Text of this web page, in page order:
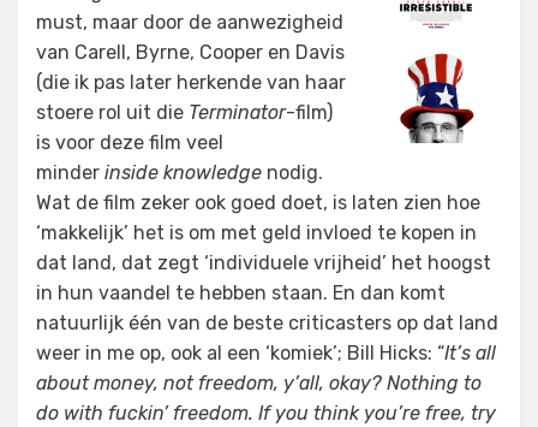
must, maar door de aanwezigheid
van Carell, Byrne, Cooper en Davis
(die ik pas later herkende van haar
stoere rol uit die Terminator-film)
is voor deze film veel
minder inside knowledge nodig.
Wat de film zeker ook goed doet, is laten zien hoe
‘makkelijk’ het is om met geld invloed te kopen in
dat land, dat zegt ‘individuele vrijheid’ het hoogst
in hun vaandel te hebben staan. En dan komt
natuurlijk één van de beste criticasters op dat land
weer in me op, ook al een ‘komiek’; Bill Hicks: “It’s all
about money, not freedom, y’all, okay? Nothing to
do with fuckin’ freedom. If you think you’re free, try